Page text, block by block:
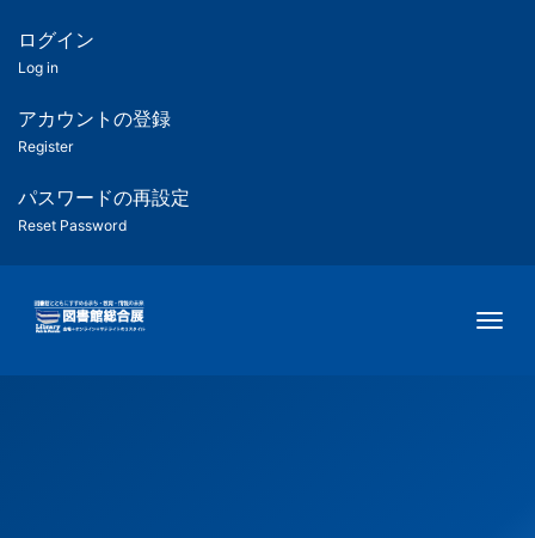
ツ
匿
名
ユ
ー
ー
用
メ
ログイン
Log in
アカウントの登録
Register
パスワードの再設定
Reset Password